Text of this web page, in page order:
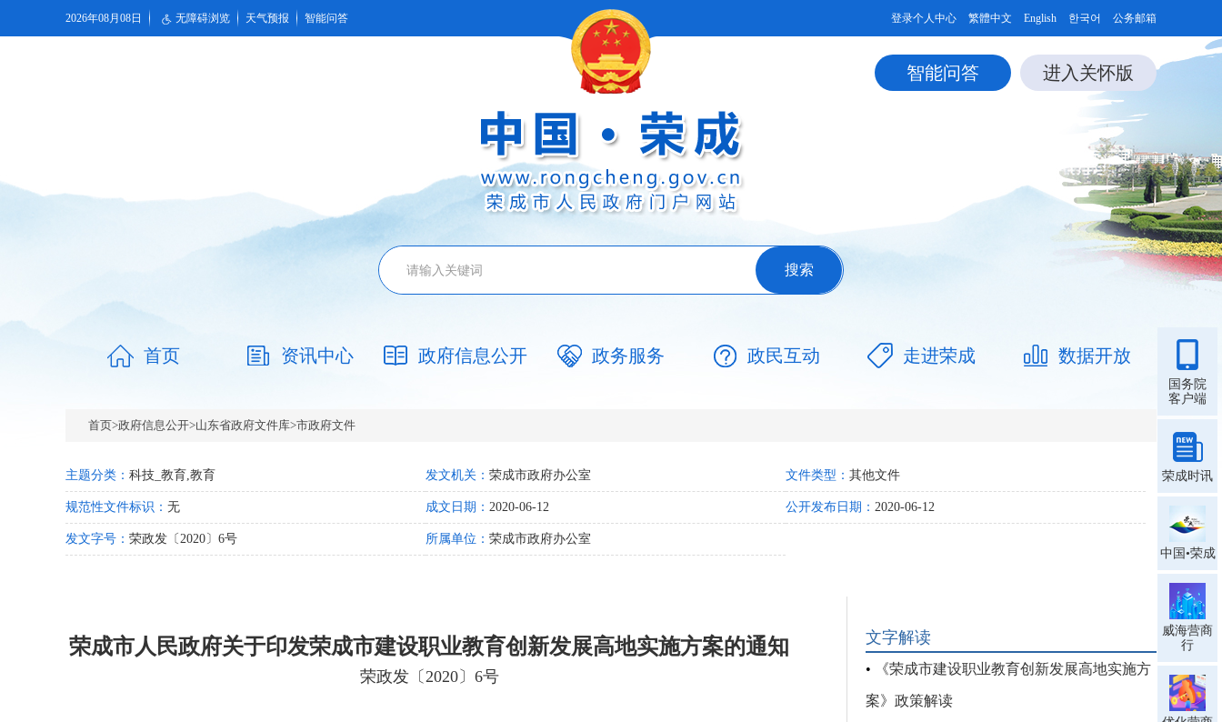
2026年08月08日 无障碍浏览 天气预报 智能问答 登录个人中心 繁體中文 English 한국어 公务邮箱
智能问答 进入关怀版
首页 资讯中心 政府信息公开 政务服务 政民互动 走进荣成 数据开放
国务院
客户端
荣成时讯
中国•荣成
威海营商
行
首页>政府信息公开>山东省政府文件库>市政府文件
主题分类： 科技_教育,教育 发文机关： 荣成市政府办公室 文件类型： 其他文件
规范性文件标识： 无 成文日期： 2020-06-12 公开发布日期： 2020-06-12
发文字号： 荣政发〔2020〕6号 所属单位： 荣成市政府办公室
文字解读
• 《荣成市建设职业教育创新发展高地实施方
案》政策解读
荣成市人民政府关于印发荣成市建设职业教育创新发展高地实施方案的通知
荣政发〔2020〕6号